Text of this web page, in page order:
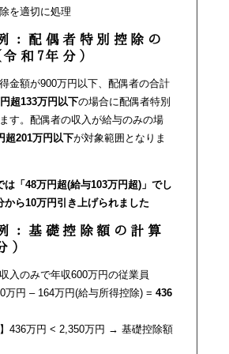
を適切に処理
：配偶者特別控除の
和7年分)
金額が900万円以下、配偶者の合計
超133万円以下の場合に配偶者特別
す。配偶者の収入が給与のみの場
超201万円以下が対象範囲となりま
「48万円超(給与103万円超)」でし
から10万円引き上げられました
：基礎控除額の計算
)
入のみで年収600万円の従業員
万円 – 164万円(給与所得控除) = 436
】436万円 < 2,350万円 → 基礎控除額